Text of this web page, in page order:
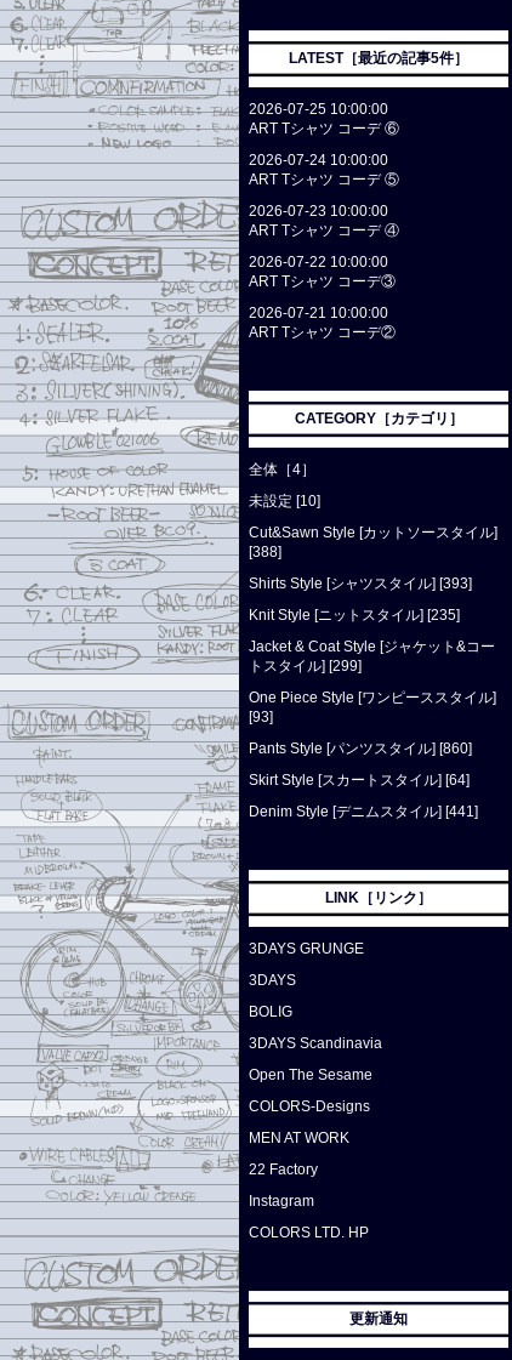
LATEST［最近の記事5件］
2026-07-25 10:00:00
ART Tシャツ コーデ ⑥
2026-07-24 10:00:00
ART Tシャツ コーデ ⑤
2026-07-23 10:00:00
ART Tシャツ コーデ ④
2026-07-22 10:00:00
ART Tシャツ コーデ③
2026-07-21 10:00:00
ART Tシャツ コーデ②
CATEGORY［カテゴリ］
全体［4］
未設定 [10]
Cut&Sawn Style [カットソースタイル]
[388]
Shirts Style [シャツスタイル] [393]
Knit Style [ニットスタイル] [235]
Jacket & Coat Style [ジャケット&コー
トスタイル] [299]
One Piece Style [ワンピーススタイル]
[93]
Pants Style [パンツスタイル] [860]
Skirt Style [スカートスタイル] [64]
Denim Style [デニムスタイル] [441]
LINK［リンク］
3DAYS GRUNGE
3DAYS
BOLIG
3DAYS Scandinavia
Open The Sesame
COLORS-Designs
MEN AT WORK
22 Factory
Instagram
COLORS LTD. HP
更新通知